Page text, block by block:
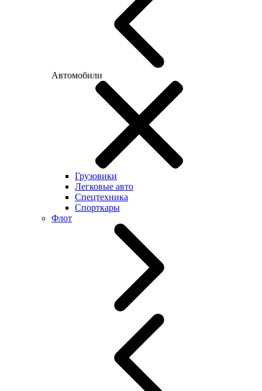
Автомобили
Грузовики
Легковые авто
Спецтехника
Спорткары
Флот